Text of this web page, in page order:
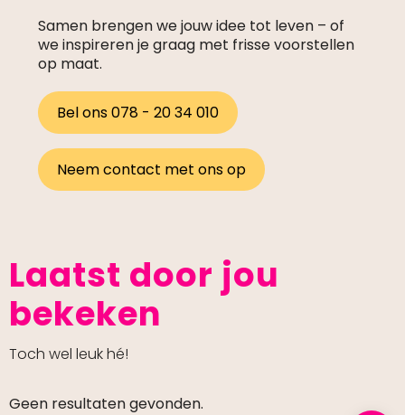
Samen brengen we jouw idee tot leven – of
we inspireren je graag met frisse voorstellen
op maat.
Bel ons 078 - 20 34 010
Neem contact met ons op
Laatst door jou
bekeken
Toch wel leuk hé!
Geen resultaten gevonden.